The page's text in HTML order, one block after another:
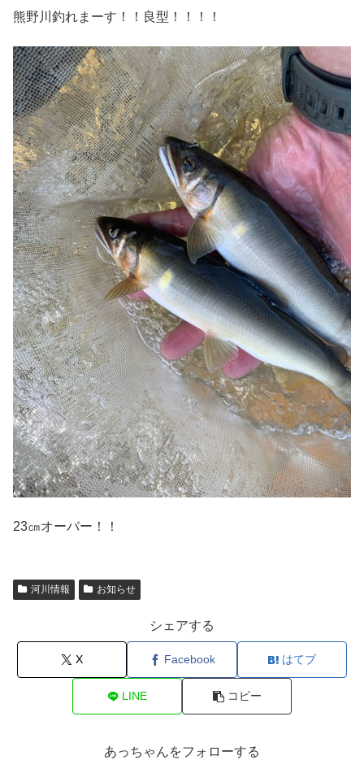
熊野川釣れまーす！！良型！！！！
23㎝オーバー！！
河川情報 お知らせ
シェアする
X Facebook はてブ
LINE コピー
あっちゃんをフォローする